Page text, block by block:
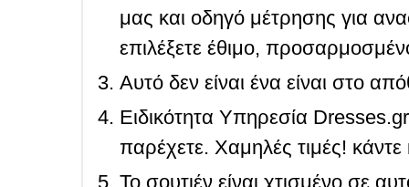
μας και οδηγό μέτρησης για
επιλέξετε έθιμο,
Αυτό δεν είναι ένα είναι στο
Ειδικότητα Υπηρεσία
παρέχετε. Χαμηλές τιμές! κάντε
Το σουτιέν είναι χτισμένο σε